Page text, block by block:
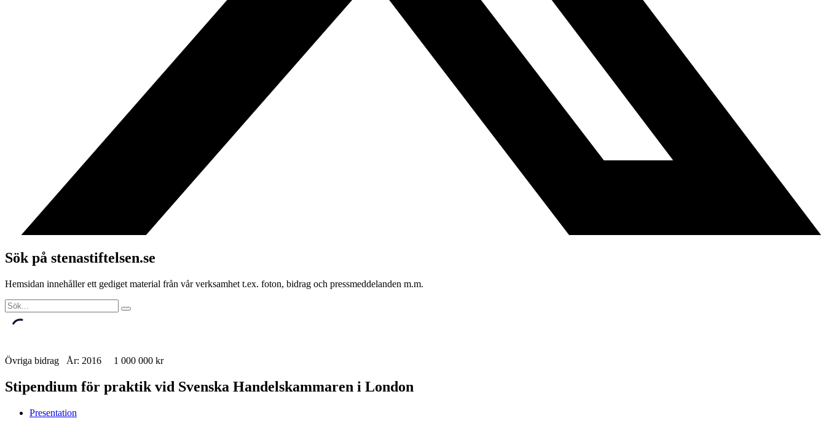
Sök på stenastiftelsen.se
Hemsidan innehåller ett gediget material från vår verksamhet t.ex. foton, bidrag och pressmeddelanden m.m.
Övriga bidrag År: 2016 1 000 000 kr
Stipendium för praktik vid Svenska Handelskammaren i London
Presentation